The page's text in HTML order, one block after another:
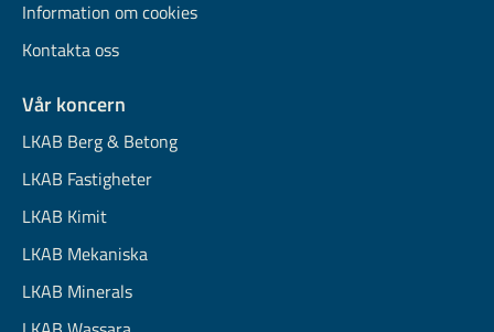
Information om cookies
Kontakta oss
Vår koncern
LKAB Berg & Betong
LKAB Fastigheter
LKAB Kimit
LKAB Mekaniska
LKAB Minerals